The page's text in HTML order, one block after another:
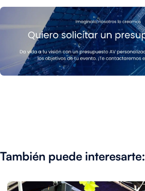
También puede interesarte: